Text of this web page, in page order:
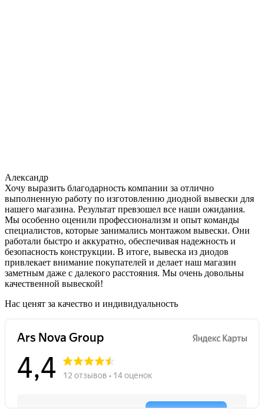
Александр
Хочу выразить благодарность компании за отлично
выполненную работу по изготовлению диодной вывески для
нашего магазина. Результат превзошел все наши ожидания.
Мы особенно оценили профессионализм и опыт команды
специалистов, которые занимались монтажом вывески. Они
работали быстро и аккуратно, обеспечивая надежность и
безопасность конструкции. В итоге, вывеска из диодов
привлекает внимание покупателей и делает наш магазин
заметным даже с далекого расстояния. Мы очень довольны
качественной вывеской!
Нас ценят за качество и индивидуальность